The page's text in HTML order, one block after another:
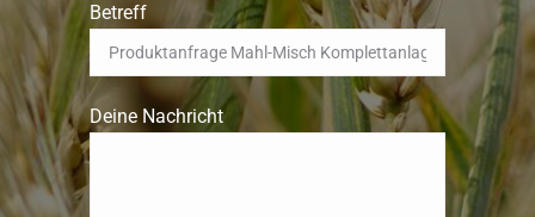
Betreff
Deine Nachricht